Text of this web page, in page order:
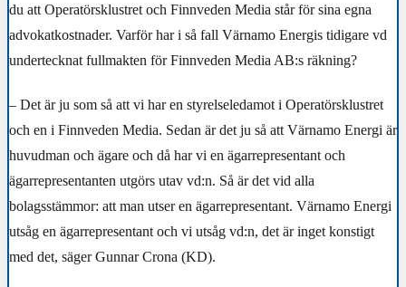
du att Operatörsklustret och Finnveden Media står för sina egna
advokatkostnader. Varför har i så fall Värnamo Energis tidigare vd
undertecknat fullmakten för Finnveden Media AB:s räkning?
– Det är ju som så att vi har en styrelseledamot i Operatörsklustret
och en i Finnveden Media. Sedan är det ju så att Värnamo Energi är
huvudman och ägare och då har vi en ägarrepresentant och
ägarrepresentanten utgörs utav vd:n. Så är det vid alla
bolagsstämmor: att man utser en ägarrepresentant. Värnamo Energi
utsåg en ägarrepresentant och vi utsåg vd:n, det är inget konstigt
med det, säger Gunnar Crona (KD).